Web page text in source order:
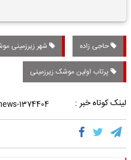
حاجی زاده شهر زیرزمینی
پرتاب اولین موشک زیرزمینی
لینک کوتاه خبر :